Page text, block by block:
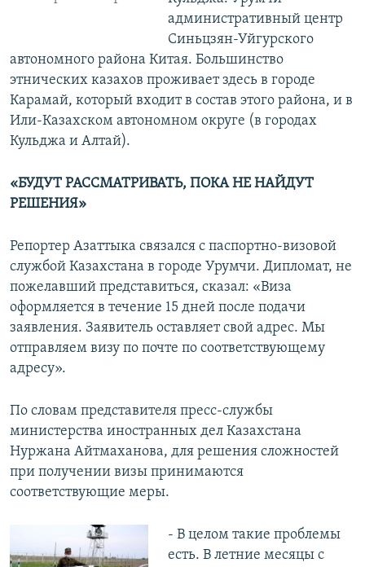
административный центр
Синьцзян-Уйгурского
автономного района Китая. Большинство
этнических казахов проживает здесь в городе
Карамай, который входит в состав этого района, и в
Или-Казахском автономном округе (в городах
Кульджа и Алтай).
«БУДУТ РАССМАТРИВАТЬ, ПОКА НЕ НАЙДУТ
РЕШЕНИЯ»
Репортер Азаттыка связался с паспортно-визовой
службой Казахстана в городе Урумчи. Дипломат, не
пожелавший представиться, сказал: «Виза
оформляется в течение 15 дней после подачи
заявления. Заявитель оставляет свой адрес. Мы
отправляем визу по почте по соответствующему
адресу».
По словам представителя пресс-службы
министерства иностранных дел Казахстана
Нуржана Айтмаханова, для решения сложностей
при получении визы принимаются
соответствующие меры.
- В целом такие проблемы
есть. В летние месяцы с